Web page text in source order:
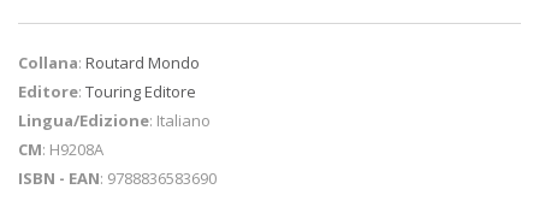
Collana: Routard Mondo
Editore: Touring Editore
Lingua/Edizione: Italiano
CM: H9208A
ISBN - EAN: 9788836583690